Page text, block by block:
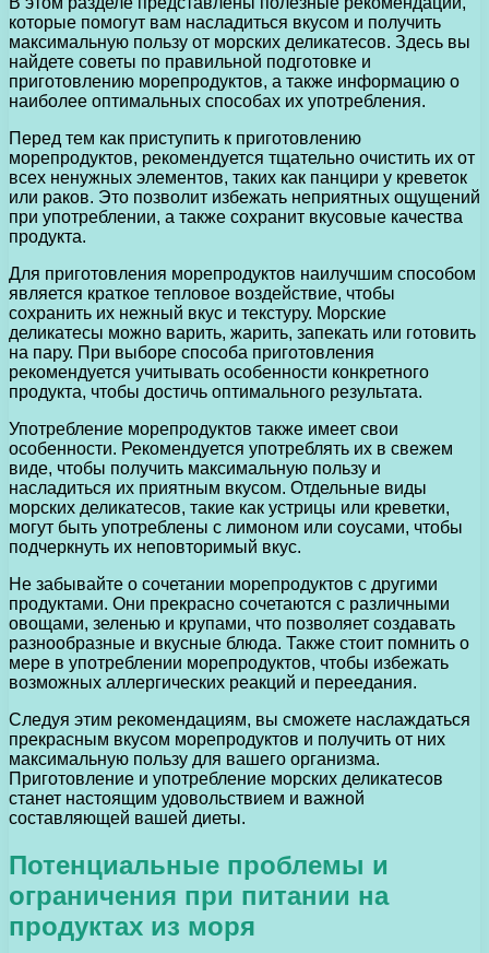
которые помогут вам насладиться вкусом и получить
максимальную пользу от морских деликатесов. Здесь вы
найдете советы по правильной подготовке и
приготовлению морепродуктов, а также информацию о
наиболее оптимальных способах их употребления.
Перед тем как приступить к приготовлению
морепродуктов, рекомендуется тщательно очистить их от
всех ненужных элементов, таких как панцири у креветок
или раков. Это позволит избежать неприятных ощущений
при употреблении, а также сохранит вкусовые качества
продукта.
Для приготовления морепродуктов наилучшим способом
является краткое тепловое воздействие, чтобы
сохранить их нежный вкус и текстуру. Морские
деликатесы можно варить, жарить, запекать или готовить
на пару. При выборе способа приготовления
рекомендуется учитывать особенности конкретного
продукта, чтобы достичь оптимального результата.
Употребление морепродуктов также имеет свои
особенности. Рекомендуется употреблять их в свежем
виде, чтобы получить максимальную пользу и
насладиться их приятным вкусом. Отдельные виды
морских деликатесов, такие как устрицы или креветки,
могут быть употреблены с лимоном или соусами, чтобы
подчеркнуть их неповторимый вкус.
Не забывайте о сочетании морепродуктов с другими
продуктами. Они прекрасно сочетаются с различными
овощами, зеленью и крупами, что позволяет создавать
разнообразные и вкусные блюда. Также стоит помнить о
мере в употреблении морепродуктов, чтобы избежать
возможных аллергических реакций и переедания.
Следуя этим рекомендациям, вы сможете наслаждаться
прекрасным вкусом морепродуктов и получить от них
максимальную пользу для вашего организма.
Приготовление и употребление морских деликатесов
станет настоящим удовольствием и важной
составляющей вашей диеты.
Потенциальные проблемы и
ограничения при питании на
продуктах из моря